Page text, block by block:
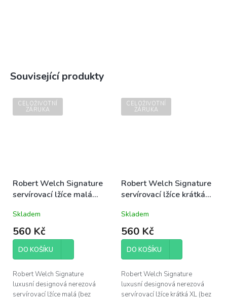
Související produkty
CELOŽIVOTNÍ
ZÁRUKA
Robert Welch Signature
servírovací lžíce malá
Skladem
560 Kč
DO KOŠÍKU
Robert Welch Signature
luxusní designová nerezová
servírovací lžíce malá (bez
CELOŽIVOTNÍ
ZÁRUKA
Robert Welch Signature
servírovací lžíce krátká
(2531)
Skladem
560 Kč
DO KOŠÍKU
Robert Welch Signature
luxusní designová nerezová
servírovací lžíce krátká XL (bez